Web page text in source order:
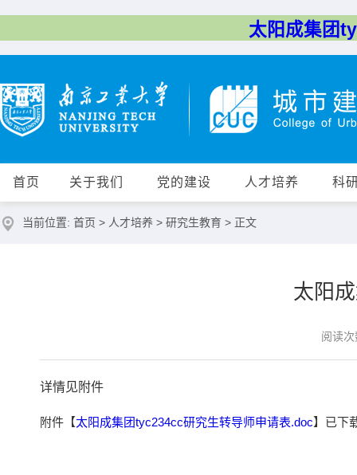
太阳成集团
首页 关于我们 党的建设 人才培养 科
当前位置: 首页 > 人才培养 > 研究生教育 > 正文
太阳
阅读
详情见附件
附件【太阳成集团tyc234cc研究生转导师申请表.doc】已下